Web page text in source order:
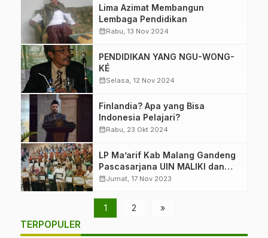
Lima Azimat Membangun
Lembaga Pendidikan
calendar_monthRabu, 13 Nov 2024
PENDIDIKAN YANG NGU-WONG-
KÉ
calendar_monthSelasa, 12 Nov 2024
Finlandia? Apa yang Bisa
Indonesia Pelajari?
calendar_monthRabu, 23 Okt 2024
LP Ma’arif Kab Malang Gandeng
Pascasarjana UIN MALIKI dan
Diknas Kab Malang
calendar_monthJumat, 17 Nov 2023
1 2 »
TERPOPULER